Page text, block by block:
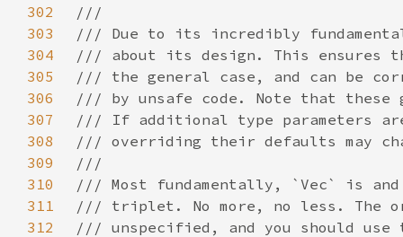
302
303
304
305
306
307
308
309
310
311
312